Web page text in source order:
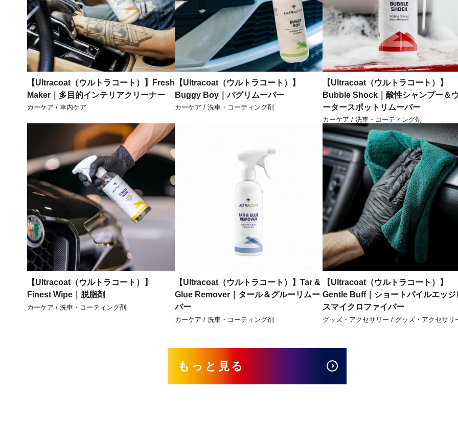
【Ultracoat（ウルトラコート）】Fresh
Maker｜多目的インテリアクリーナー
カーケア / 車内ケア
【Ultracoat（ウルトラコート）】
Buggy Boy｜バグリムーバー
カーケア / 洗車・コーティング剤
【Ultracoat（ウルトラコート）】
Bubble Shock｜酸性シャンプー＆
ータースポットリムーバー
カーケア / 洗車・コーティング剤
【Ultracoat（ウルトラコート）】
Finest Wipe｜脱脂剤
カーケア / 洗車・コーティング剤
【Ultracoat（ウルトラコート）】Tar &
Glue Remover｜タール＆グルーリムー
バー
カーケア / 洗車・コーティング剤
【Ultracoat（ウルトラコート）】
Gentle Buff｜ショートパイルエッジ
スマイクロファイバー
グッズ・アクセサリー / グッズ・アクセサリ
もっと見る